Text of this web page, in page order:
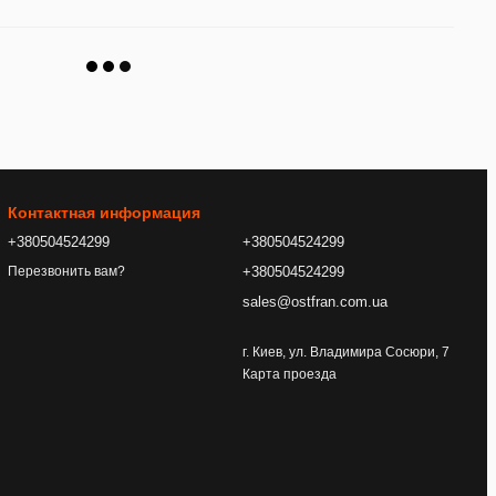
Контактная информация
+380504524299
Перезвонить вам?
+380504524299
+380504524299
sales@ostfran.com.ua
г. Киев, ул. Владимира Сосюри, 7
Карта проезда